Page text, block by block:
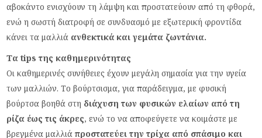
αβοκάντο ενισχύουν τη λάμψη και προστατεύουν από τη φθορά,
ενώ η σωστή διατροφή σε συνδυασμό με εξωτερική φροντίδα
κάνει τα μαλλιά ανθεκτικά και γεμάτα ζωντάνια.
Τα tips της καθημερινότητας
Οι καθημερινές συνήθειες έχουν μεγάλη σημασία για την υγεία
των μαλλιών. Το βούρτσισμα, για παράδειγμα, με φυσική
βούρτσα βοηθά στη διάχυση των φυσικών ελαίων από τη
ρίζα έως τις άκρες, ενώ το να αποφεύγετε να κοιμάστε με
βρεγμένα μαλλιάπροστατεύει την τρίχα από σπάσιμο και